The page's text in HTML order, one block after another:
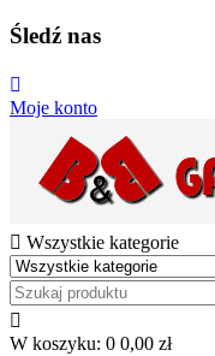
Śledź nas
Moje konto
Wszystkie kategorie
W koszyku: 0 0,00 zł